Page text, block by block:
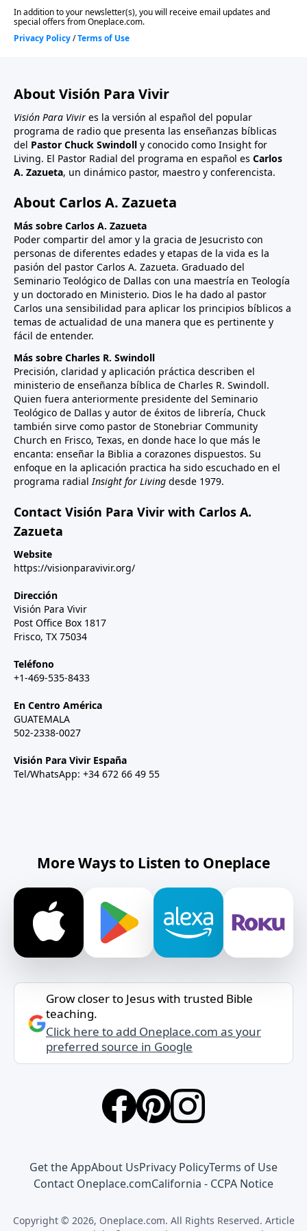
About Visión Para Vivir
Visión Para Vivir es la versión al español del popular
programa de radio que presenta las enseñanzas bíblicas
del Pastor Chuck Swindoll y conocido como Insight for
Living. El Pastor Radial del programa en español es Carlos
A. Zazueta, un dinámico pastor, maestro y conferencista.
About Carlos A. Zazueta
Más sobre Carlos A. Zazueta
Poder compartir del amor y la gracia de Jesucristo con
personas de diferentes edades y etapas de la vida es la
pasión del pastor Carlos A. Zazueta. Graduado del
Seminario Teológico de Dallas con una maestría en Teología
y un doctorado en Ministerio. Dios le ha dado al pastor
Carlos una sensibilidad para aplicar los principios bíblicos a
temas de actualidad de una manera que es pertinente y
fácil de entender.
Más sobre Charles R. Swindoll
Precisión, claridad y aplicación práctica describen el
ministerio de enseñanza bíblica de Charles R. Swindoll.
Quien fuera anteriormente presidente del Seminario
Teológico de Dallas y autor de éxitos de librería, Chuck
también sirve como pastor de Stonebriar Community
Church en Frisco, Texas, en donde hace lo que más le
encanta: enseñar la Biblia a corazones dispuestos. Su
enfoque en la aplicación practica ha sido escuchado en el
programa radialInsight for Living desde 1979.
Contact Visión Para Vivir with Carlos A.
Zazueta
Website
https://visionparavivir.org/
Dirección
Visión Para Vivir
Post Office Box 1817
Frisco, TX 75034
Teléfono
+1-469-535-8433
En Centro América
GUATEMALA
502-2338-0027
Visión Para Vivir España
Tel/WhatsApp: +34 672 66 49 55
More Ways to Listen to Oneplace
Grow closer to Jesus with trusted Bible
teaching.
Click here to add Oneplace.com as your
preferred source in Google
Get the AppAbout UsPrivacy PolicyTerms of Use
Contact Oneplace.comCalifornia - CCPA Notice
Copyright © 2026, Oneplace.com. All Rights Reserved. Article